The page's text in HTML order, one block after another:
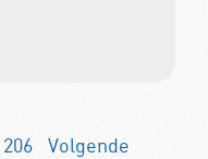
206 Volgende